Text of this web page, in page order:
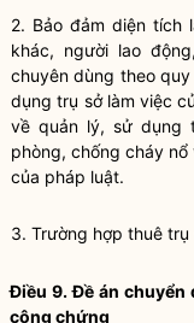
2. Bảo đảm diện tích
khác, người lao
chuyên dùng theo quy
dụng trụ sở làm việc
về quản lý, sử dụng
phòng, chống cháy
của pháp luật.
3. Trường hợp thuê
Điều 9. Đề án chuyển
công chứng